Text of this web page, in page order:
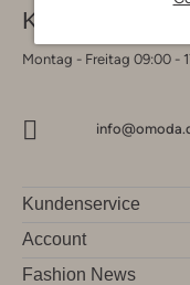
Kontakt
Montag - Freitag 09:00 -
Kundenservice
Account
Fashion News